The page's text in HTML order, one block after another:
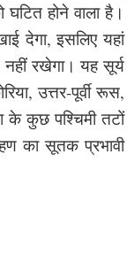
होने वाला है।
देगा, इसलिए यहां
रखेगा। यह सूर्य
उत्तर-पूर्वी रूस,
के कुछ पश्चिमी तटों
का सूतक प्रभावी